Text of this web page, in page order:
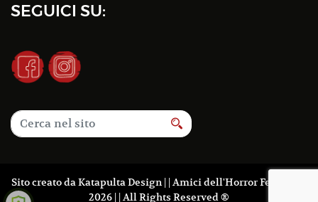
SEGUICI SU:
Sito creato daKatapulta Design| | Amici dell'Horror Fest 2016-
2026 | | All Rights Reserved ®